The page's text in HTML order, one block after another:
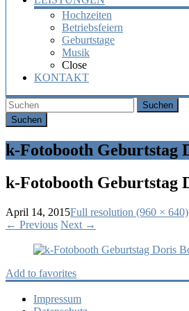
Hochzeiten
Betriebsfeiern
Geburtstage
Musik
Close
KONTAKT
Suchen
k-Fotobooth Geburtstag
k-Fotobooth Geburtstag
April 14, 2015Full resolution (960 × 640)
← Previous Next →
Add to favorites
Impressum